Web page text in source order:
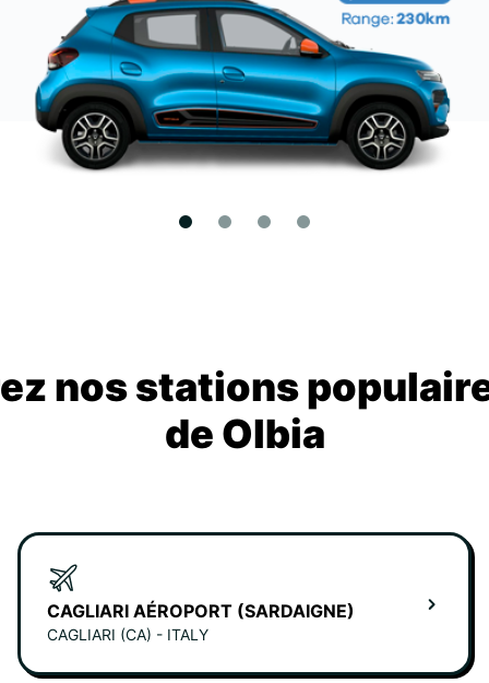
nos stations
de Olbia
CAGLIARI AÉROPORT (SARDAIGNE)
CAGLIARI (CA) - ITALY